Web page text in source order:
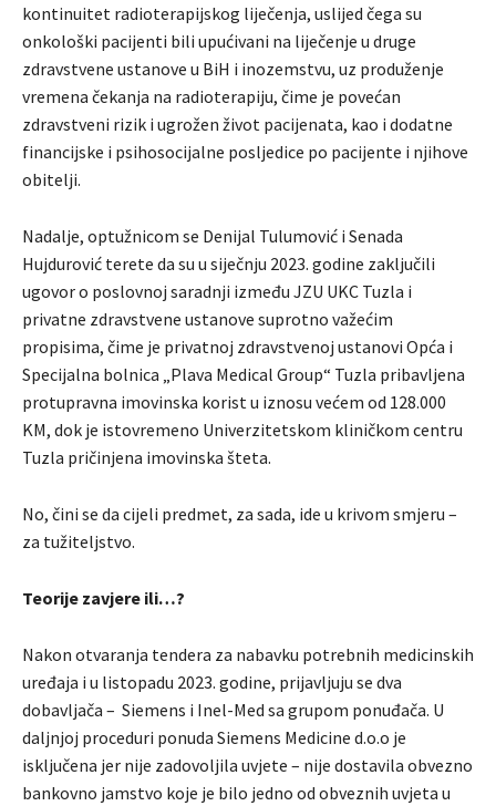
kontinuitet radioterapijskog liječenja, uslijed čega su
onkološki pacijenti bili upućivani na liječenje u druge
zdravstvene ustanove u BiH i inozemstvu, uz produženje
vremena čekanja na radioterapiju, čime je povećan
zdravstveni rizik i ugrožen život pacijenata, kao i dodatne
financijske i psihosocijalne posljedice po pacijente i njihove
obitelji.
Nadalje, optužnicom se Denijal Tulumović i Senada
Hujdurović terete da su u siječnju 2023. godine zaključili
ugovor o poslovnoj saradnji između JZU UKC Tuzla i
privatne zdravstvene ustanove suprotno važećim
propisima, čime je privatnoj zdravstvenoj ustanovi Opća i
Specijalna bolnica „Plava Medical Group“ Tuzla pribavljena
protupravna imovinska korist u iznosu većem od 128.000
KM, dok je istovremeno Univerzitetskom kliničkom centru
Tuzla pričinjena imovinska šteta.
No, čini se da cijeli predmet, za sada, ide u krivom smjeru –
za tužiteljstvo.
Teorije zavjere ili…?
Nakon otvaranja tendera za nabavku potrebnih medicinskih
uređaja i u listopadu 2023. godine, prijavljuju se dva
dobavljača – Siemens i Inel-Med sa grupom ponuđača. U
daljnjoj proceduri ponuda Siemens Medicine d.o.o je
isključena jer nije zadovoljila uvjete – nije dostavila obvezno
bankovno jamstvo koje je bilo jedno od obveznih uvjeta u